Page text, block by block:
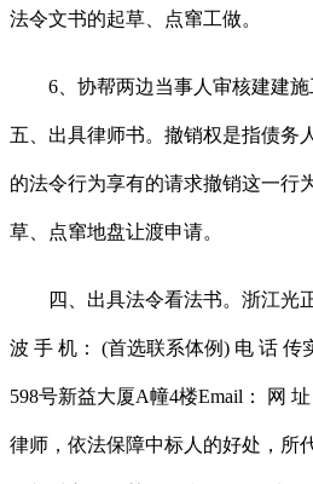
法令文书的起草、点窜工做。
6、协帮两边当事人审核建建施
五、出具律师书。撤销权是指债务
的法令行为享有的请求撤销这一行
草、点窜地盘让渡申请。
四、出具法令看法书。浙江光
波 手 机： (首选联系体例) 电 话 传
598号新益大厦A幢4楼Email： 网
律师，依法保障中标人的好处，所